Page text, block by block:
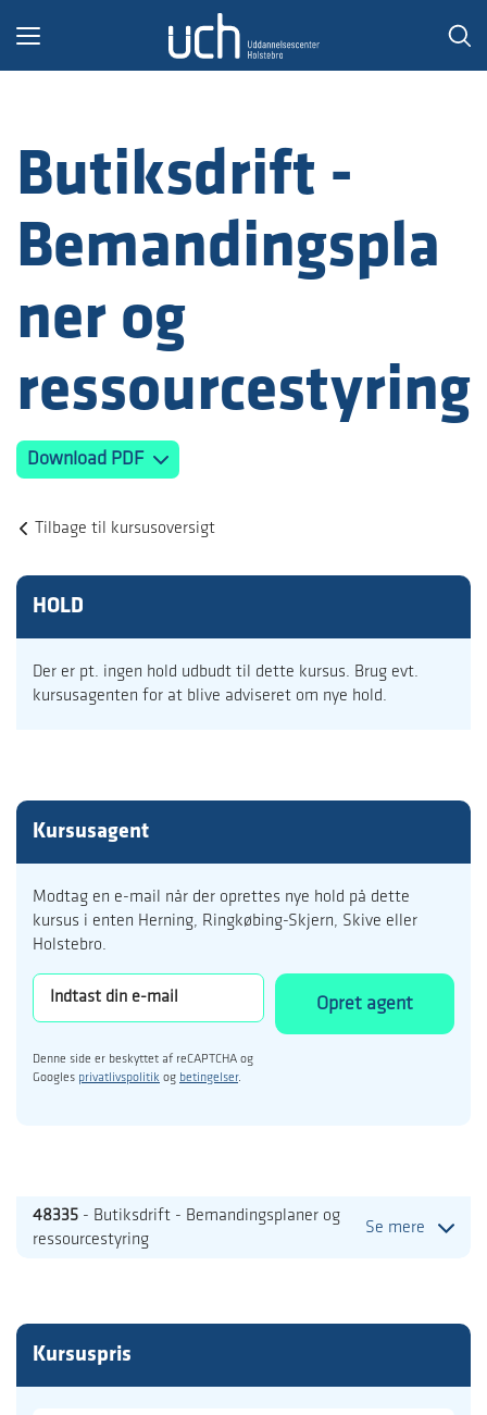
Toggle
Butiksdrift -
Bemandingspla
ner og
ressourcestyring
Download PDF
Tilbage til kursusoversigt
HOLD
Der er pt. ingen hold udbudt til dette kursus. Brug evt.
kursusagenten for at blive adviseret om nye hold.
Kursusagent
Modtag en e-mail når der oprettes nye hold på dette
kursus i enten Herning, Ringkøbing-Skjern, Skive eller
Holstebro.
Opret agent
Denne side er beskyttet af reCAPTCHA og
Googles privatlivspolitik og betingelser.
48335 - Butiksdrift - Bemandingsplaner og
ressourcestyring
Se mere
Kursuspris